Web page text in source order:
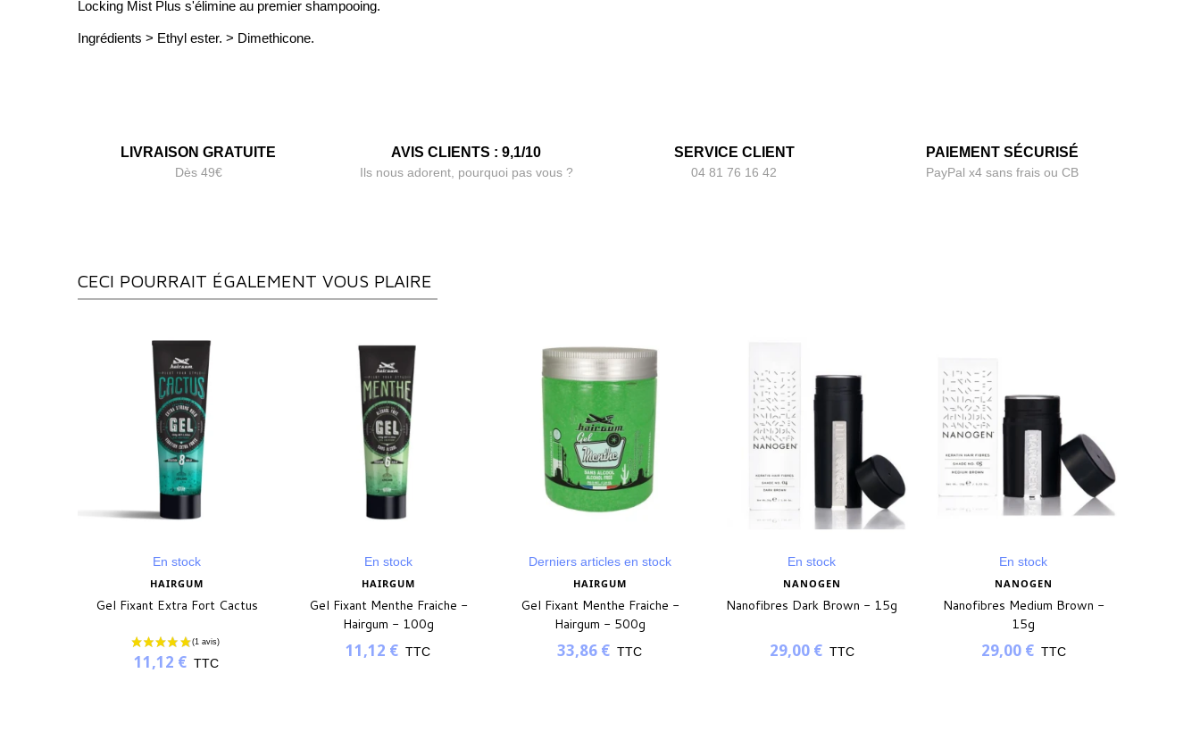
Locking Mist Plus s'élimine au premier shampooing.
Ingrédients > Ethyl ester. > Dimethicone.
LIVRAISON GRATUITE
Dès 49€
AVIS CLIENTS : 9,1/10
Ils nous adorent, pourquoi pas vous ?
SERVICE CLIENT
04 81 76 16 42
PAIEMENT SÉCURISÉ
PayPal x4 sans frais ou CB
CECI POURRAIT ÉGALEMENT VOUS PLAIRE
En stock
HAIRGUM
Gel Fixant Extra Fort Cactus
11,12 € TTC
En stock
HAIRGUM
Gel Fixant Menthe Fraiche -
Hairgum - 100g
11,12 € TTC
Derniers articles en stock
HAIRGUM
Gel Fixant Menthe Fraiche -
Hairgum - 500g
33,86 € TTC
En stock
NANOGEN
Nanofibres Dark Brown - 15g
29,00 € TTC
En stock
NANOGEN
Nanofibres Medium Brown -
15g
29,00 € TTC